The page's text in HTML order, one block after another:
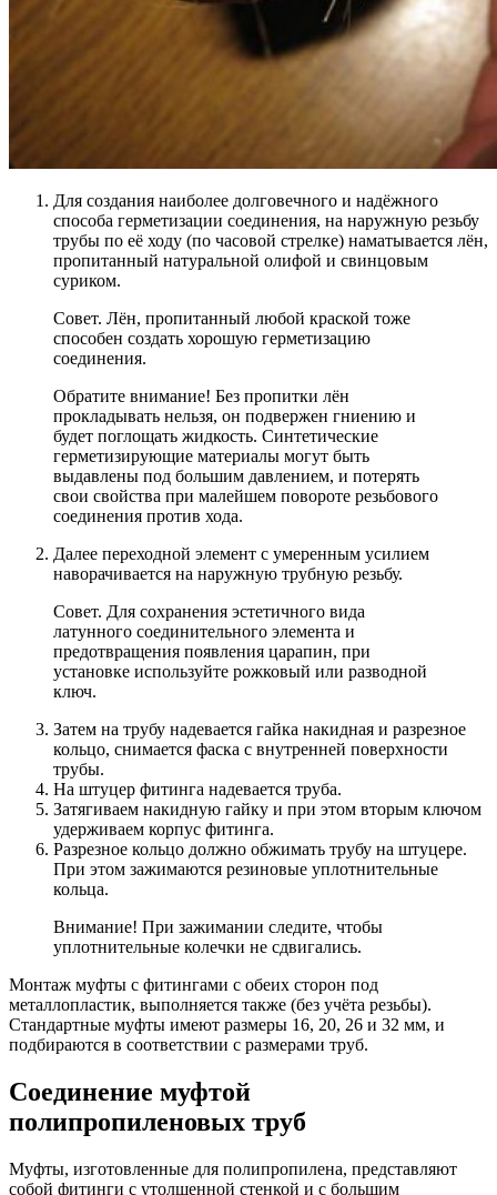
Для создания наиболее долговечного и надёжного
способа герметизации соединения, на наружную резьбу
трубы по её ходу (по часовой стрелке) наматывается лён,
пропитанный натуральной олифой и свинцовым
суриком.
Совет. Лён, пропитанный любой краской тоже
способен создать хорошую герметизацию
соединения.
Обратите внимание! Без пропитки лён
прокладывать нельзя, он подвержен гниению и
будет поглощать жидкость. Синтетические
герметизирующие материалы могут быть
выдавлены под большим давлением, и потерять
свои свойства при малейшем повороте резьбового
соединения против хода.
Далее переходной элемент с умеренным усилием
наворачивается на наружную трубную резьбу.
Совет. Для сохранения эстетичного вида
латунного соединительного элемента и
предотвращения появления царапин, при
установке используйте рожковый или разводной
ключ.
Затем на трубу надевается гайка накидная и разрезное
кольцо, снимается фаска с внутренней поверхности
трубы.
На штуцер фитинга надевается труба.
Затягиваем накидную гайку и при этом вторым ключом
удерживаем корпус фитинга.
Разрезное кольцо должно обжимать трубу на штуцере.
При этом зажимаются резиновые уплотнительные
кольца.
Внимание! При зажимании следите, чтобы
уплотнительные колечки не сдвигались.
Монтаж муфты с фитингами с обеих сторон под
металлопластик, выполняется также (без учёта резьбы).
Стандартные муфты имеют размеры 16, 20, 26 и 32 мм, и
подбираются в соответствии с размерами труб.
Соединение муфтой
полипропиленовых труб
Муфты, изготовленные для полипропилена, представляют
собой фитинги с утолщенной стенкой и с большим